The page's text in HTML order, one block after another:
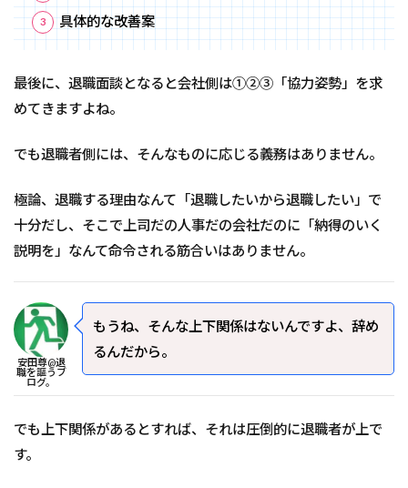
具体的な改善案
最後に、退職面談となると会社側は①②③「協力姿勢」を求
めてきますよね。
でも退職者側には、そんなものに応じる義務はありません。
極論、退職する理由なんて「退職したいから退職したい」で
十分だし、そこで上司だの人事だの会社だのに「納得のいく
説明を」なんて命令される筋合いはありません。
安田尊@退
職を謳うブ
ログ。
もうね、そんな上下関係はないんですよ、辞め
るんだから。
でも上下関係があるとすれば、それは圧倒的に退職者が上で
す。